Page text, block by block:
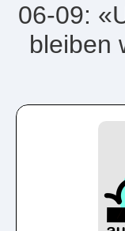
06-09:
bleiben